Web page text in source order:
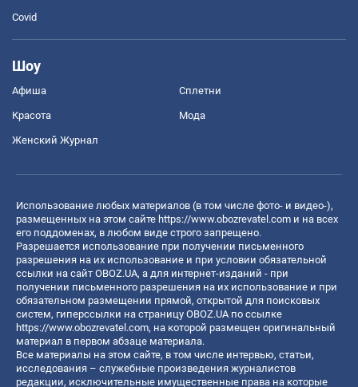
Covid
Шоу
Афиша Сплетни
Красота Мода
Женский Журнал
Использование любых материалов (в том числе фото- и видео-),
размещенных на этом сайте https://www.obozrevatel.com и на всех
его поддоменах, в любом виде строго запрещено.
Разрешается использование при получении письменного
разрешения на их использование и при условии обязательной
ссылки на сайт OBOZ.UA, а для интернет-изданий - при
получении письменного разрешения на их использование и при
обязательном размещении прямой, открытой для поисковых
систем, гиперссылки на страницу OBOZ.UA по ссылке
https://www.obozrevatel.com, на которой размещен оригинальный
материал в первом абзаце материала.
Все материалы на этом сайте, в том числе интервью, статьи,
исследования – служебные произведения журналистов
редакции, исключительные имущественные права на которые